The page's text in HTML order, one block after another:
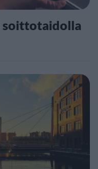
soittotaidolla